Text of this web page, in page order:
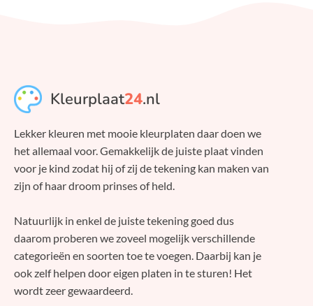
Kleurplaat24.nl
Lekker kleuren met mooie kleurplaten daar doen we
het allemaal voor. Gemakkelijk de juiste plaat vinden
voor je kind zodat hij of zij de tekening kan maken van
zijn of haar droom prinses of held.
Natuurlijk in enkel de juiste tekening goed dus
daarom proberen we zoveel mogelijk verschillende
categorieën en soorten toe te voegen. Daarbij kan je
ook zelf helpen door eigen platen in te sturen! Het
wordt zeer gewaardeerd.